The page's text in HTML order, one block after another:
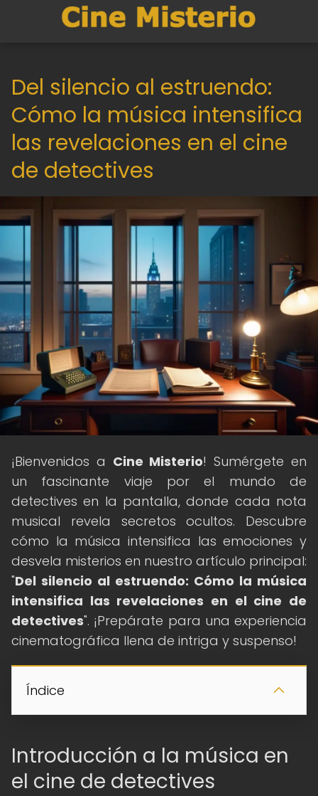
Del silencio al estruendo:
Cómo la música intensifica
las revelaciones en el cine
de detectives
¡Bienvenidos a Cine Misterio! Sumérgete en
un fascinante viaje por el mundo de
detectives en la pantalla, donde cada nota
musical revela secretos ocultos. Descubre
cómo la música intensifica las emociones y
desvela misterios en nuestro artículo principal:
"Del silencio al estruendo: Cómo la música
intensifica las revelaciones en el cine de
detectives". ¡Prepárate para una experiencia
cinematográfica llena de intriga y suspenso!
Índice
Introducción a la música en
el cine de detectives